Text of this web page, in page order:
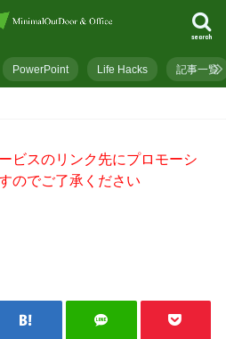
search
PowerPoint Life Hacks 記事一覧
ビスのリンク先にプロモーシ
のでご了承ください